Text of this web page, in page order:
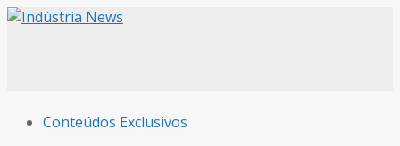
Conteúdos Exclusivos